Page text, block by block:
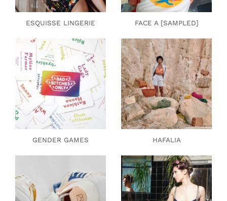
ESQUISSE LINGERIE FACE A [SAMPLED]
GENDER GAMES HAFALIA